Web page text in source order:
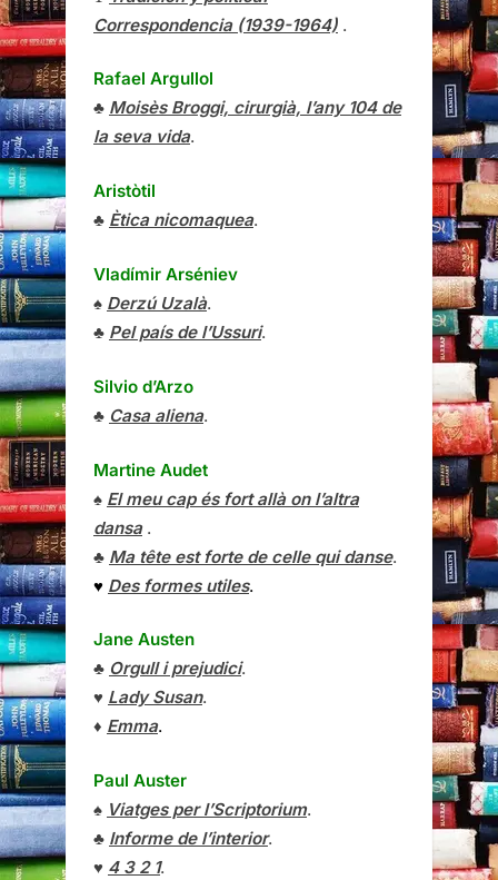
Correspondencia (1939-1964) .
Rafael Argullol
♣ Moisès Broggi, cirurgià, l’any 104 de
la seva vida.
Aristòtil
♣ Ètica nicomaquea.
Vladímir Arséniev
♠ Derzú Uzalà.
♣ Pel país de l’Ussuri.
Silvio d’Arzo
♣ Casa aliena.
Martine Audet
♠ El meu cap és fort allà on l’altra
dansa.
♣ Ma tête est forte de celle qui danse.
♥ Des formes utiles.
Jane Austen
♣ Orgull i prejudici.
♥ Lady Susan.
♦ Emma.
Paul Auster
♠ Viatges per l’Scriptorium.
♣ Informe de l’interior.
♥ 4 3 2 1.